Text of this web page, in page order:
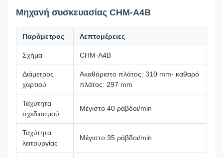
Μηχανή συσκευασίας CHM-A4B
Παράμετρος Λεπτομέρειες
Σχήμα CHM-A4B
Διάμετρος
χαρτιού
Ακαθάριστο πλάτος: 310 mm· καθαρό
πλάτος: 297 mm
Ταχύτητα
σχεδιασμού
Μέγιστο 40 ράβδοι/min
Ταχύτητα
λειτουργίας
Μέγιστο 35 ράβδοι/min